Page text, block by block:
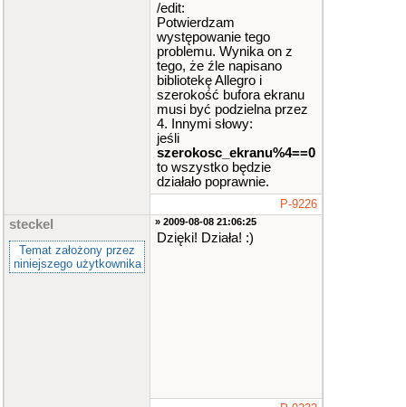
/edit:
Potwierdzam
występowanie tego
problemu. Wynika on z
tego, że źle napisano
bibliotekę Allegro i
szerokość bufora ekranu
musi być podzielna przez
4. Innymi słowy:
jeśli
szerokosc_ekranu%4==0
to wszystko będzie
działało poprawnie.
P-9226
steckel
Temat założony przez
niniejszego użytkownika
» 2009-08-08 21:06:25
Dzięki! Działa! :)